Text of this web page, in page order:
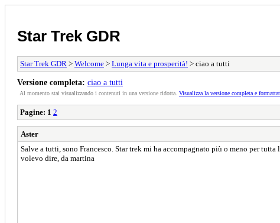
Star Trek GDR
Star Trek GDR > Welcome > Lunga vita e prosperità! > ciao a tutti
Versione completa: ciao a tutti
Al momento stai visualizzando i contenuti in una versione ridotta. Visualizza la versione completa e
Pagine: 1 2
Aster
Salve a tutti, sono Francesco. Star trek mi ha accompagnato più o meno per
volevo dire, da martina